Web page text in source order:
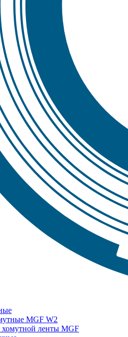
MGF W2
хомутной ленты MGF